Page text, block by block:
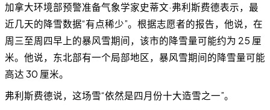
加拿大环境部预警准备气象学家史蒂文·弗利斯费德表示，最
近几天的降雪数据“有点稀少”。根据志愿者的报告，他说，在
周三至周四早上的暴风雪期间，该市的降雪量可能约为 25 厘
米。他说，东北部有一个局部地区，暴风雪期间的降雪量可能
高达 30 厘米。
弗利斯费德说，这场雪“依然是四月份十大造雪之一”。